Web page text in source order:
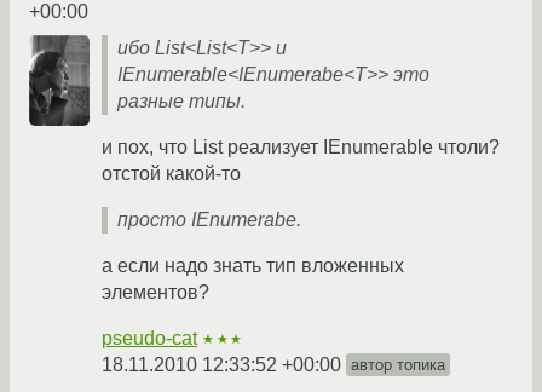
+00:00
ибо List<List<T>> и
IEnumerable<IEnumerabe<T>> это
разные типы.
и пох, что List реализует IEnumerable чтоли?
отстой какой-то
просто IEnumerabe.
а если надо знать тип вложенных
элементов?
pseudo-cat ★★★
18.11.2010 12:33:52 +00:00 автор топика